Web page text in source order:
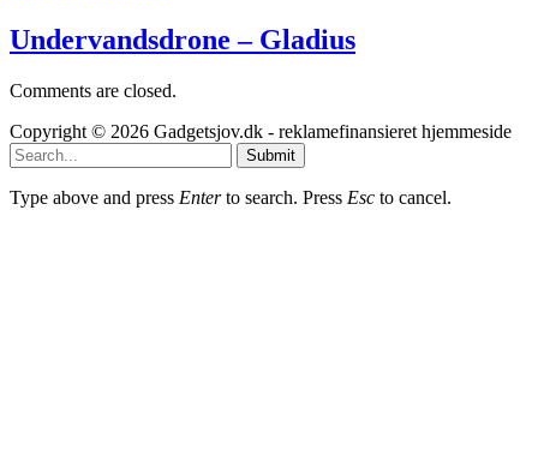
Undervandsdrone – Gladius
Comments are closed.
Copyright © 2026 Gadgetsjov.dk - reklamefinansieret hjemmeside
Submit
Type above and press Enterto search. Press Esc to cancel.